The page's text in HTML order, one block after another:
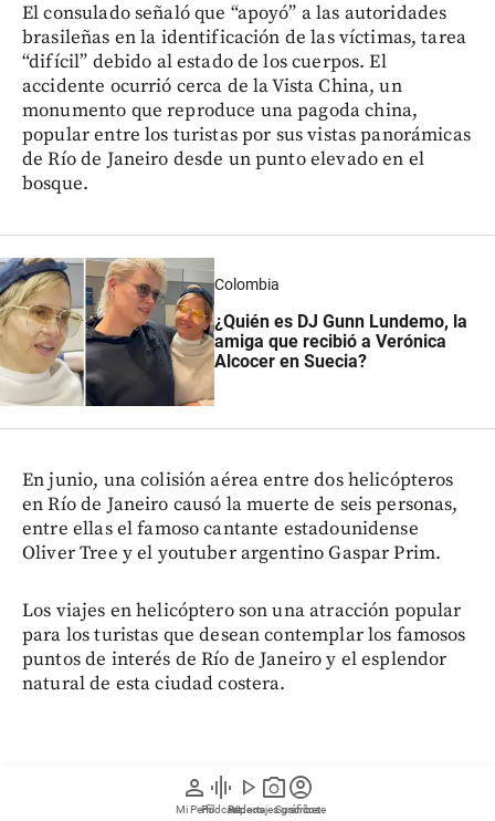
person
Mi Perfil
graphic_eq
Pódcast
play_arrow
Videos
photo_camera
Reportajes gráficos
account_circle
Suscríbete
El consulado señaló que “apoyó” a las autoridades
brasileñas en la identificación de las víctimas, tarea
“difícil” debido al estado de los cuerpos. El
accidente ocurrió cerca de la Vista China, un
monumento que reproduce una pagoda china,
popular entre los turistas por sus vistas panorámicas
de Río de Janeiro desde un punto elevado en el
bosque.
Colombia
¿Quién es DJ Gunn Lundemo, la
amiga que recibió a Verónica
Alcocer en Suecia?
En junio, una colisión aérea entre dos helicópteros
en Río de Janeiro causó la muerte de seis personas,
entre ellas el famoso cantante estadounidense
Oliver Tree y el youtuber argentino Gaspar Prim.
Los viajes en helicóptero son una atracción popular
para los turistas que desean contemplar los famosos
puntos de interés de Río de Janeiro y el esplendor
natural de esta ciudad costera.
El alcalde de Río, Eduardo Cavaliere, declaró en la
red social X que había solicitado a la Agencia